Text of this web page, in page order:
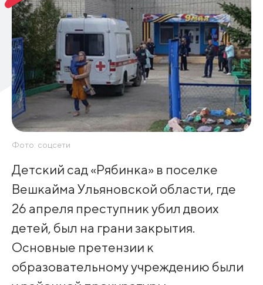
Фото: соцсети
Детский сад «Рябинка» в поселке
Вешкайма Ульяновской области, где
26 апреля преступник убил двоих
детей, был на грани закрытия.
Основные претензии к
образовательному учреждению были